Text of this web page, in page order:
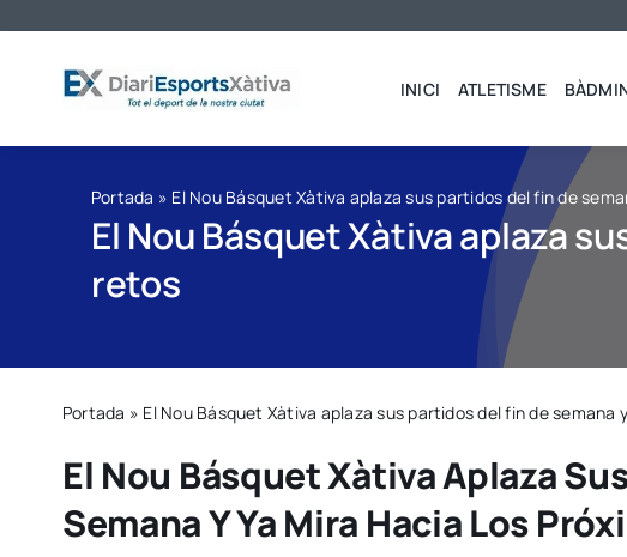
contenido
INICI ATLETISME
Portada » El Nou Básquet Xàtiva aplaza sus partidos del fin de
El Nou Básquet Xàtiva aplaza
retos
Portada » El Nou Básquet Xàtiva aplaza sus partidos del fin de semana
El Nou Básquet Xàtiva Aplaza
Semana Y Ya Mira Hacia Los